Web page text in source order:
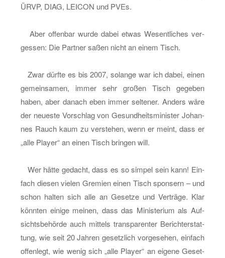
ÜRVP, DIAG, LEI­CON und PVEs.
Aber of­fen­bar wurde dabei etwas We­sent­li­ches ver­
ges­sen: Die Part­ner saßen nicht an einem Tisch.
Zwar dürf­te es bis 2007, so­lan­ge war ich dabei, einen
ge­mein­sa­men, immer sehr gro­ßen Tisch ge­ge­ben
haben, aber da­nach eben immer sel­te­ner. An­ders wäre
der neu­es­te Vor­schlag von Ge­sund­heits­mi­nis­ter Jo­han­
nes Rauch kaum zu ver­ste­hen, wenn er meint, dass er
„alle Play­er“ an einen Tisch brin­gen will.
Wer hätte ge­dacht, dass es so sim­pel sein kann! Ein­
fach die­sen vie­len Gre­mi­en einen Tisch spon­sern – und
schon hal­ten sich alle an Ge­set­ze und Ver­trä­ge. Klar
könn­ten ei­ni­ge mei­nen, dass das Mi­nis­te­ri­um als Auf­
sichts­be­hör­de auch mit­tels trans­pa­ren­ter Be­richt­er­stat­
tung, wie seit 20 Jah­ren ge­setz­lich vor­ge­se­hen, ein­fach
of­fen­legt, wie wenig sich „alle Play­er“ an ei­ge­ne Ge­set­